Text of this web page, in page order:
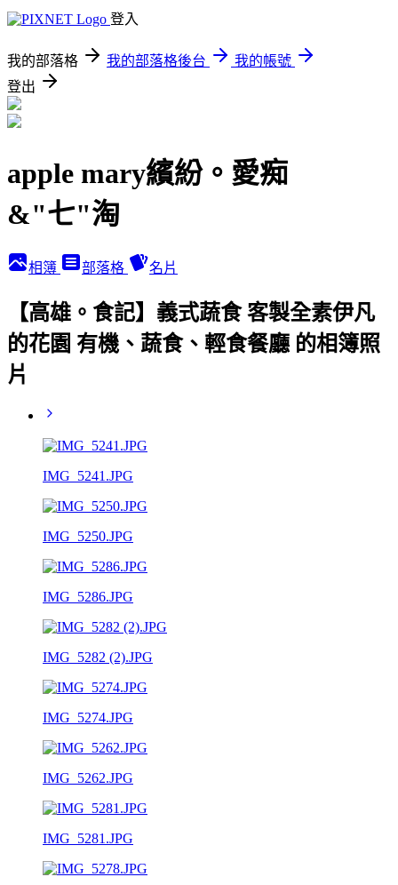
登入
我的部落格 我的部落格後台
我的帳號
登出
apple mary繽紛。愛痴
&"七"淘
相簿 部落格 名片
【高雄。食記】義式蔬食 客製全素伊凡
的花園 有機、蔬食、輕食餐廳 的相簿照
片
IMG_5241.JPG
IMG_5250.JPG
IMG_5286.JPG
IMG_5282 (2).JPG
IMG_5274.JPG
IMG_5262.JPG
IMG_5281.JPG